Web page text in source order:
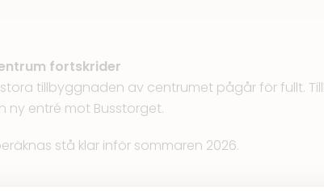
fortskrider
tillbyggnaden av centrumet pågår för fullt.
ny entré mot Busstorget.
stå klar inför sommaren 2026.